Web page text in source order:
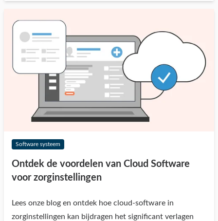
Software systeem
Ontdek de voordelen van Cloud Software
voor zorginstellingen
Lees onze blog en ontdek hoe cloud-software in
zorginstellingen kan bijdragen het significant verlagen